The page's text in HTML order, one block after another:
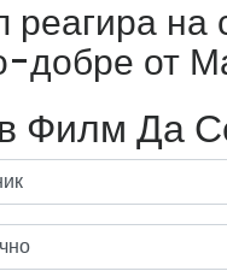
на
добре от
Филм Да